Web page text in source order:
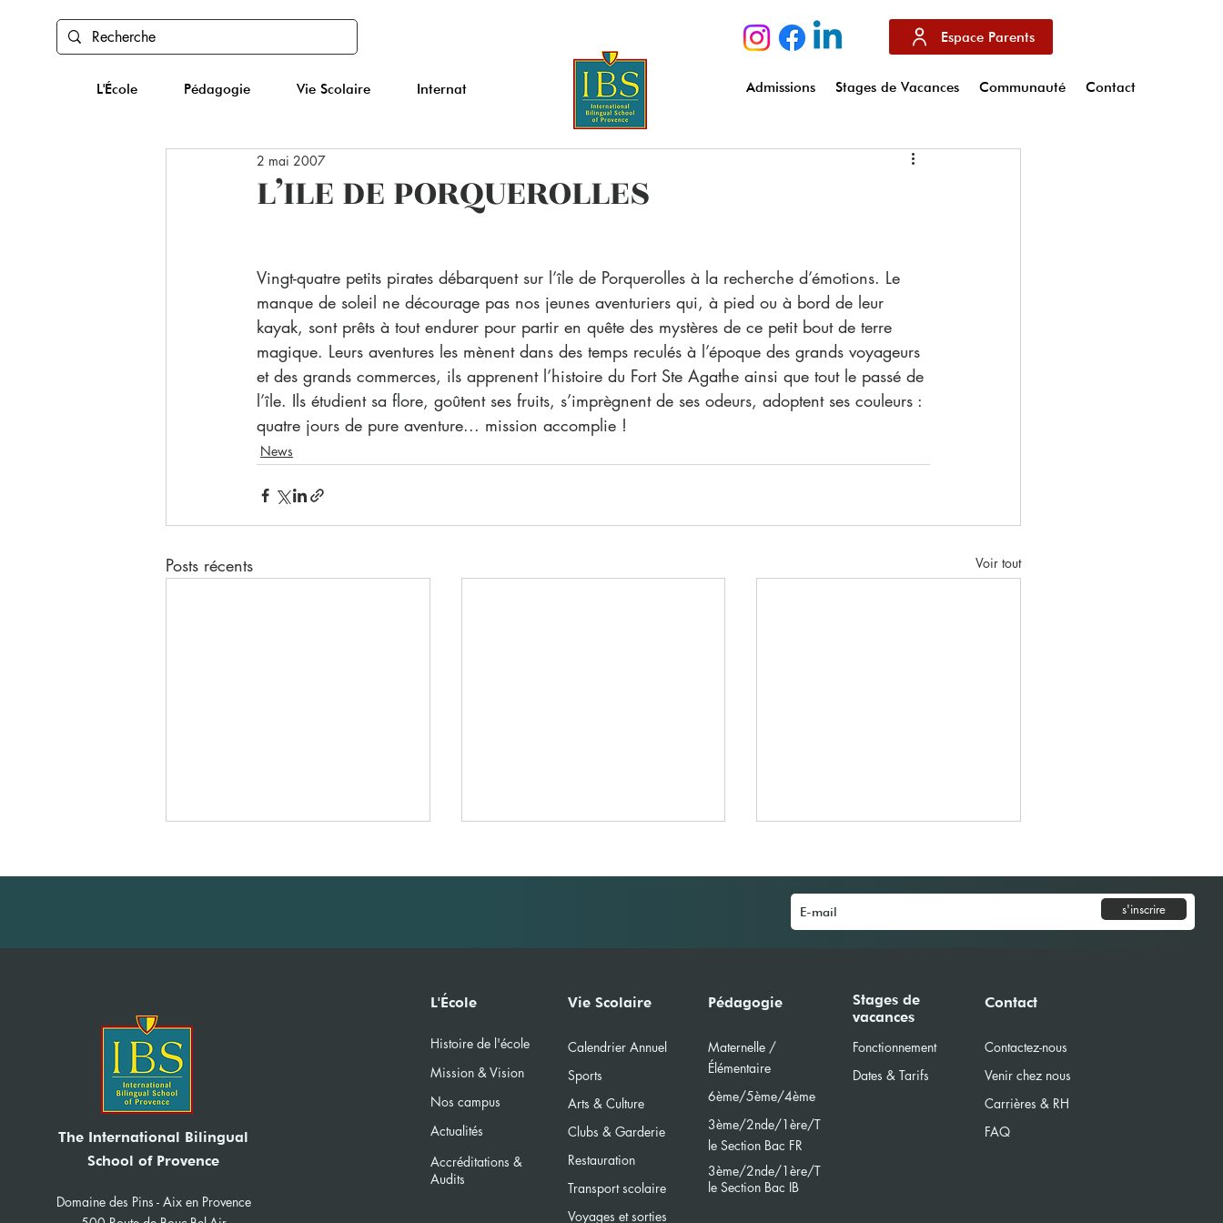
Espace Parents
L'École Pédagogie Vie Scolaire Internat Admissions Stages de Vacances Communauté Contact
L’ILE DE PORQUEROLLES
2 mai 2007
Vingt-quatre petits pirates débarquent sur l’île de Porquerolles à la recherche d’émotions. Le
manque de soleil ne décourage pas nos jeunes aventuriers qui, à pied ou à bord de leur
kayak, sont prêts à tout endurer pour partir en quête des mystères de ce petit bout de terre
magique. Leurs aventures les mènent dans des temps reculés à l’époque des grands voyageurs
et des grands commerces, ils apprenent l’histoire du Fort Ste Agathe ainsi que tout le passé de
l’île. Ils étudient sa flore, goûtent ses fruits, s’imprègnent de ses odeurs, adoptent ses couleurs :
quatre jours de pure aventure... mission accomplie !
News
Posts récents Voir tout
NIEUWSBRIEF: De
of Provence
Club d'Echecs - IBS Primary
s'inscrire
The International Bilingual
School of Provence
Domaine des Pins - Aix en Provence
L'École
Histoire de l'école
Mission & Vision
Nos campus
Actualités
Accréditations &
Audits
Vie Scolaire
Calendrier Annuel
Sports
Arts & Culture
Clubs & Garderie
Restauration
Transport scolaire
Voyages et sorties
Pédagogie
Maternelle /
Élémentaire
6ème/5ème/4ème
3ème/2nde/1ère/T
le Section Bac FR
3ème/2nde/1ère/T
le Section Bac IB
Stages de
vacances
Fonctionnement
Dates & Tarifs
Contact
Contactez-nous
Venir chez nous
Carrières & RH
FAQ